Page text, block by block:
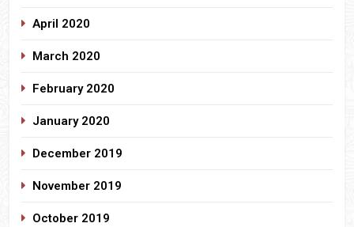
April 2020
March 2020
February 2020
January 2020
December 2019
November 2019
October 2019